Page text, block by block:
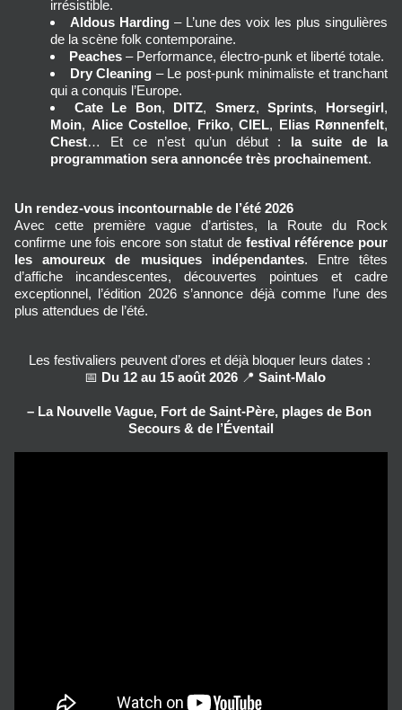
irrésistible.
Aldous Harding – L’une des voix les plus singulières
de la scène folk contemporaine.
Peaches – Performance, électro‑punk et liberté totale.
Dry Cleaning – Le post‑punk minimaliste et tranchant
qui a conquis l’Europe.
Cate Le Bon, DITZ, Smerz, Sprints, Horsegirl
Moin, Alice Costelloe, Friko, CIEL, Elias Rønnenfelt
Chest… Et ce n’est qu’un début : la suite de la
programmation sera annoncée très prochainement.
Un rendez‑vous incontournable de l’été 2026
Avec cette première vague d’artistes, la Route du Rock
confirme une fois encore son statut de festival référence pour
les amoureux de musiques indépendantes. Entre têtes
d’affiche incandescentes, découvertes pointues et cadre
exceptionnel, l’édition 2026 s’annonce déjà comme l’une des
plus attendues de l’été.
Les festivaliers peuvent d’ores et déjà bloquer leurs dates :
  📅
Du 12 au 15 août 2026 📍 Saint‑Malo
– La Nouvelle Vague, Fort de Saint‑Père, plages de Bon
Secours & de l’Éventail